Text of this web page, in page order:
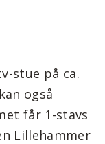
stue på ca.
også
får 1-stavs
Lillehammer